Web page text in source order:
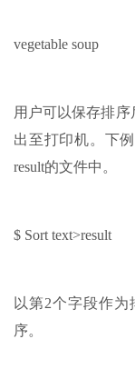
vegetable soup
用户可以保存排
出至打印机。下
result的文件中。
$ Sort text>result
以第2个字段作为
序。